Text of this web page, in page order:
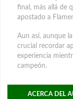
final, más allá de
apostado a
Aun así, aunque
crucial recordar
experiencia
campeón.
ACERCA DEL